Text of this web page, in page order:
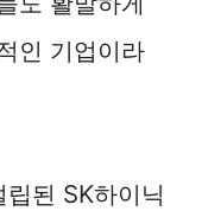
인 기업이라
된 SK하이닉